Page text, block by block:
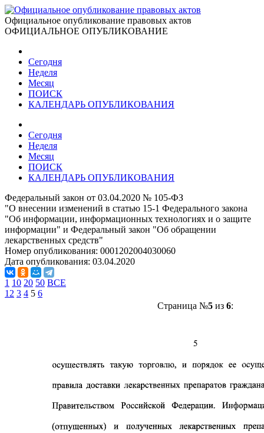
Официальное опубликование правовых актов
ОФИЦИАЛЬНОЕ ОПУБЛИКОВАНИЕ
Сегодня
Неделя
Месяц
ПОИСК
КАЛЕНДАРЬ ОПУБЛИКОВАНИЯ
Сегодня
Неделя
Месяц
ПОИСК
КАЛЕНДАРЬ ОПУБЛИКОВАНИЯ
Федеральный закон от 03.04.2020 № 105-ФЗ
"О внесении изменений в статью 15-1 Федерального закона
"Об информации, информационных технологиях и о защите
информации" и Федеральный закон "Об обращении
лекарственных средств"
Номер опубликования: 0001202004030060
Дата опубликования: 03.04.2020
1 10 20 50 ВСЕ
1 2 3 4 5 6
Страница №5из 6: